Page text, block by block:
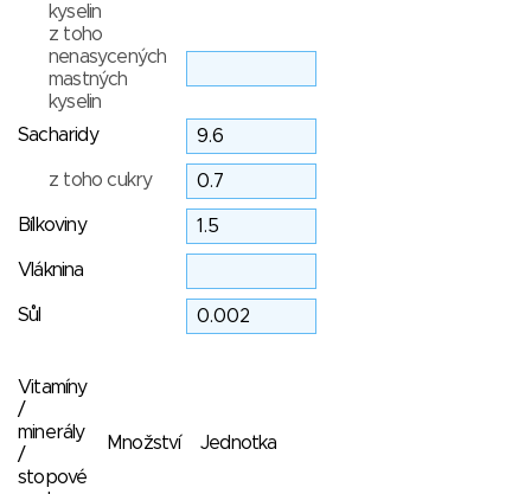
kyselin
z toho
nenasycených
mastných
kyselin
Sacharidy
z toho cukry
Bílkoviny
Vláknina
Sůl
Vitamíny
/
minerály
/
stopové
Množství Jednotka